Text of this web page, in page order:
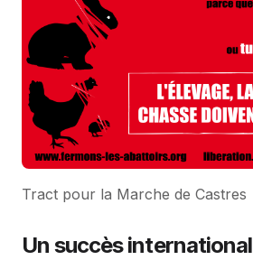
Tract pour la Marche de Castres
Un succès international